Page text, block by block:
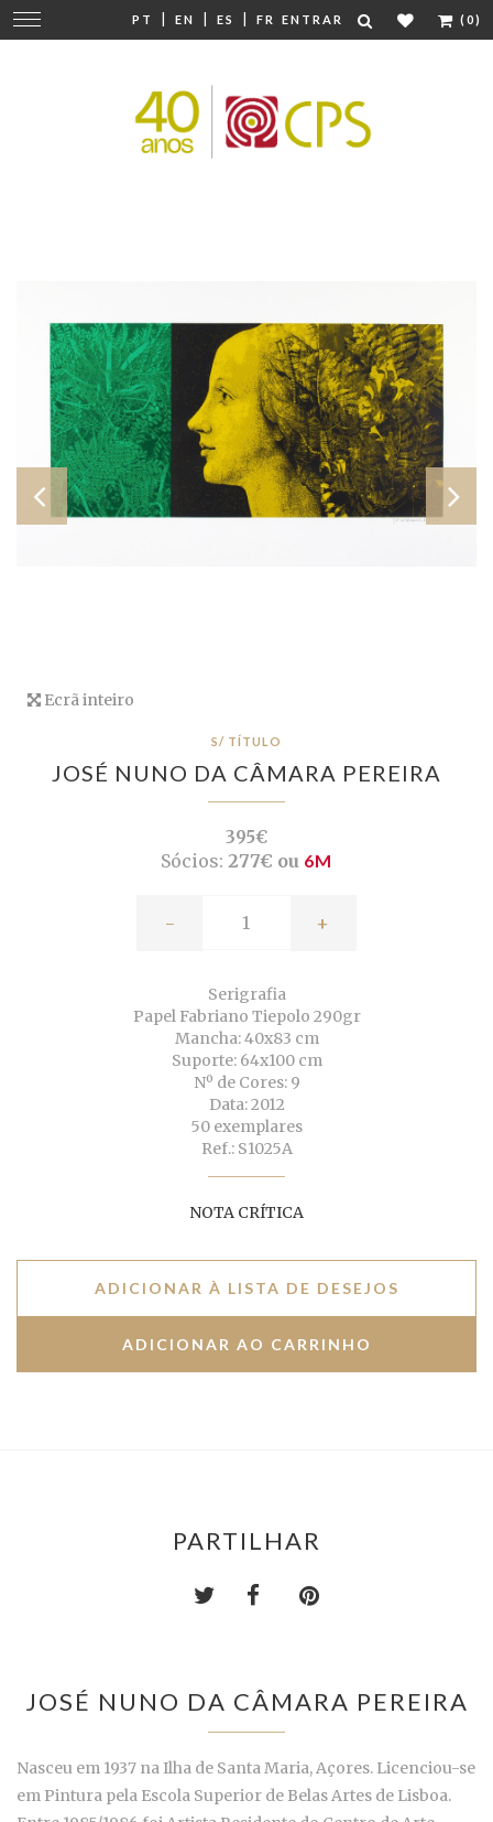
PT | EN | ES | FR ENTRAR (0)
Mudar
navegação
Ecrã inteiro
S/ TÍTULO
JOSÉ NUNO DA CÂMARA PEREIRA
395€
Sócios: 277€ ou 6M
- +
Serigrafia
Papel Fabriano Tiepolo 290gr
Mancha: 40x83 cm
Suporte: 64x100 cm
Nº de Cores: 9
Data: 2012
50 exemplares
Ref.: S1025A
NOTA CRÍTICA
ADICIONAR À LISTA DE DESEJOS
PARTILHAR
JOSÉ NUNO DA CÂMARA PEREIRA
Nasceu em 1937 na Ilha de Santa Maria, Açores. Licenciou-se
em Pintura pela Escola Superior de Belas Artes de Lisboa.